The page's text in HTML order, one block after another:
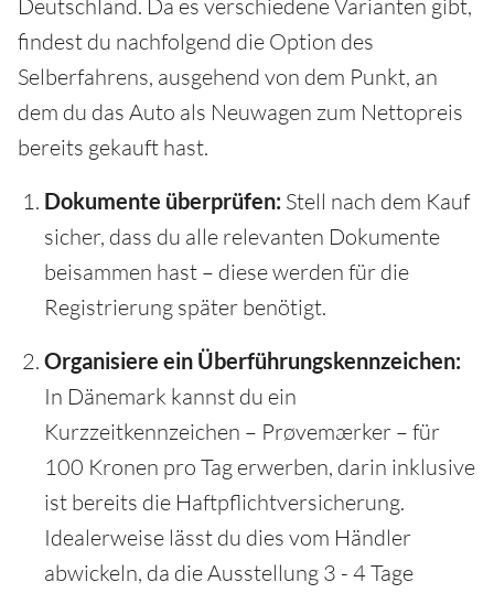
Deutschland. Da es verschiedene Varianten gibt,
findest du nachfolgend die Option des
Selberfahrens, ausgehend von dem Punkt, an
dem du das Auto als Neuwagen zum Nettopreis
bereits gekauft hast.
Dokumente überprüfen: Stell nach dem Kauf
sicher, dass du alle relevanten Dokumente
beisammen hast – diese werden für die
Registrierung später benötigt.
Organisiere ein Überführungskennzeichen:
In Dänemark kannst du ein
Kurzzeitkennzeichen – Prøvemærker – für
100 Kronen pro Tag erwerben, darin inklusive
ist bereits die Haftpflichtversicherung.
Idealerweise lässt du dies vom Händler
abwickeln, da die Ausstellung 3 - 4 Tage